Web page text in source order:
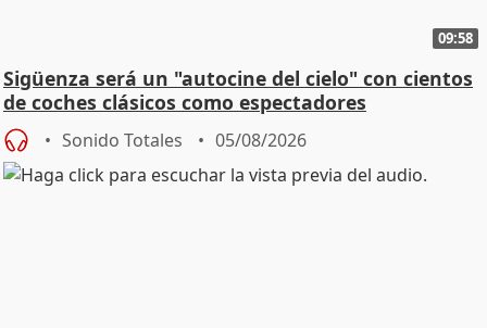
09:58
Sigüenza será un "autocine del cielo" con cientos
de coches clásicos como espectadores
Sonido Totales 05/08/2026